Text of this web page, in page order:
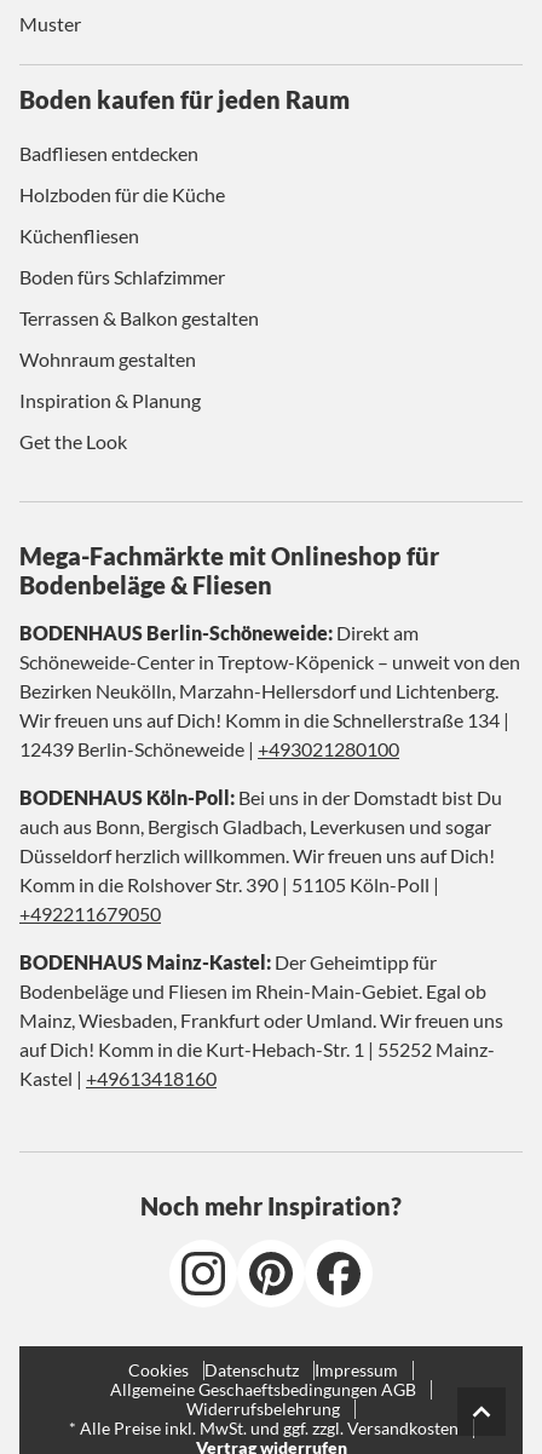
Muster
Boden kaufen für jeden Raum
Badfliesen entdecken
Holzboden für die Küche
Küchenfliesen
Boden fürs Schlafzimmer
Terrassen & Balkon gestalten
Wohnraum gestalten
Inspiration & Planung
Get the Look
Mega-Fachmärkte mit Onlineshop für
Bodenbeläge & Fliesen
BODENHAUS Berlin-Schöneweide: Direkt am
Schöneweide-Center in Treptow-Köpenick – unweit von den
Bezirken Neukölln, Marzahn-Hellersdorf und Lichtenberg.
Wir freuen uns auf Dich! Komm in die Schnellerstraße 134 |
12439 Berlin-Schöneweide | +493021280100
BODENHAUS Köln-Poll: Bei uns in der Domstadt bist Du
auch aus Bonn, Bergisch Gladbach, Leverkusen und sogar
Düsseldorf herzlich willkommen. Wir freuen uns auf Dich!
Komm in die Rolshover Str. 390 | 51105 Köln-Poll |
+492211679050
BODENHAUS Mainz-Kastel: Der Geheimtipp für
Bodenbeläge und Fliesen im Rhein-Main-Gebiet. Egal ob
Mainz, Wiesbaden, Frankfurt oder Umland. Wir freuen uns
auf Dich! Komm in die Kurt-Hebach-Str. 1 | 55252 Mainz-
Kastel | +49613418160
Noch mehr Inspiration?
Cookies Datenschutz
Impressum
Allgemeine Geschaeftsbedingungen AGB
Widerrufsbelehrung
* Alle Preise inkl. MwSt. und ggf. zzgl. Versandkosten
Vertrag widerrufen